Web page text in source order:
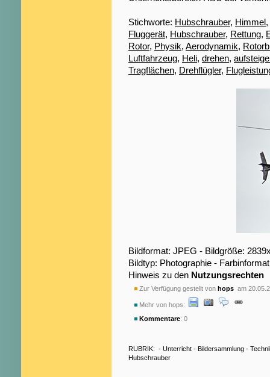
Stichworte: Hubschrauber, Himmel,
Fluggerät, Hubschrauber, Rettung,
Rotor, Physik, Aerodynamik,
Luftfahrzeug, Heli, drehen,
Tragflächen, Drehflügler,
Bildformat: JPEG - Bildgröße:
Bildtyp: Photographie -
Hinweis zu den Nutzungsrechten
Zur Verfügung gestellt von hops am
Mehr von hops:
Kommentare: 0
RUBRIK: - Unterricht - Bildersammlung -
Hubschrauber